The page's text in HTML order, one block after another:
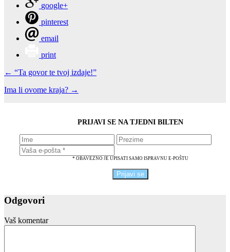
google+
pinterest
email
print
← “Ta govor te tvoj izdaje!”
Ima li ovome kraja? →
PRIJAVI SE NA TJEDNI BILTEN
* OBAVEZNO JE UPISATI SAMO ISPRAVNU E-POŠTU
Odgovori
Vaš komentar